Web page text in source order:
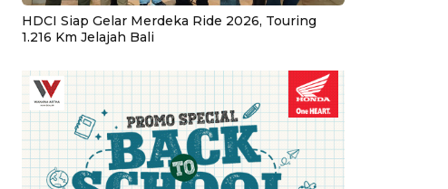
HDCI Siap Gelar Merdeka Ride 2026, Touring
1.216 Km Jelajah Bali